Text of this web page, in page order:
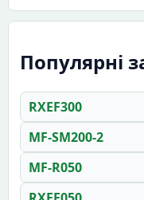
Популярні
RXEF300
MF-SM200-2
MF-R050